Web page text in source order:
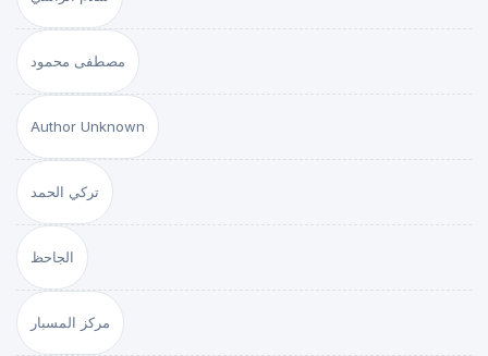
مصطفى محمود
Author Unknown
تركي الحمد
الجاحظ
مركز المسبار